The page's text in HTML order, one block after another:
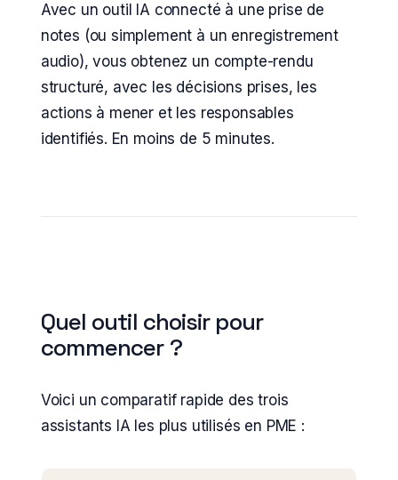
Avec un outil IA connecté à une prise de
notes (ou simplement à un enregistrement
audio), vous obtenez un compte-rendu
structuré, avec les décisions prises, les
actions à mener et les responsables
identifiés. En moins de 5 minutes.
Quel outil choisir pour
commencer ?
Voici un comparatif rapide des trois
assistants IA les plus utilisés en PME :